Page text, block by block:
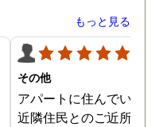
もっと見る
その他
アパートに住んでいた際
近隣住民とのご近所トラ